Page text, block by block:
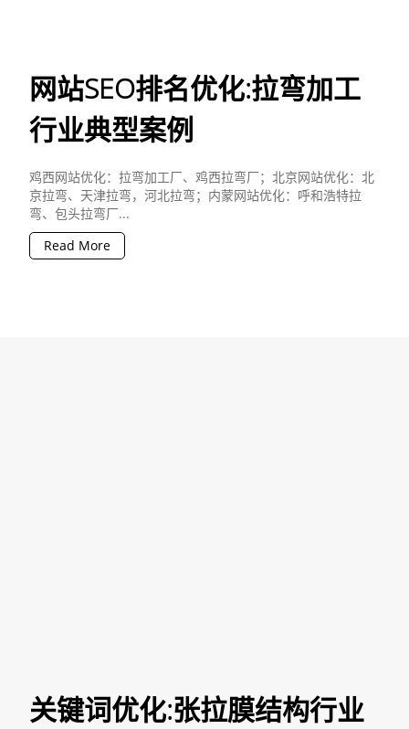
网站SEO排名优化:拉弯加工
行业典型案例
鸡西网站优化：拉弯加工厂、鸡西拉弯厂；北京网站优化：北
京拉弯、天津拉弯，河北拉弯；内蒙网站优化：呼和浩特拉
弯、包头拉弯厂...
Read More
关键词优化:张拉膜结构行业